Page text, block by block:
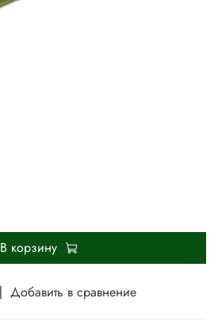
Добавить в сравнение
В корзину